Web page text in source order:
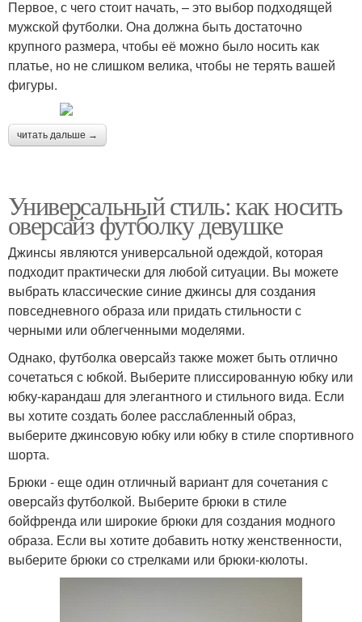
Первое, с чего стоит начать, – это выбор подходящей
мужской футболки. Она должна быть достаточно
крупного размера, чтобы её можно было носить как
платье, но не слишком велика, чтобы не терять вашей
фигуры.
читать дальше →
Универсальный стиль: как носить
оверсайз футболку девушке
Джинсы являются универсальной одеждой, которая
подходит практически для любой ситуации. Вы можете
выбрать классические синие джинсы для создания
повседневного образа или придать стильности с
черными или облегченными моделями.
Однако, футболка оверсайз также может быть отлично
сочетаться с юбкой. Выберите плиссированную юбку или
юбку-карандаш для элегантного и стильного вида. Если
вы хотите создать более расслабленный образ,
выберите джинсовую юбку или юбку в стиле спортивного
шорта.
Брюки - еще один отличный вариант для сочетания с
оверсайз футболкой. Выберите брюки в стиле
бойфренда или широкие брюки для создания модного
образа. Если вы хотите добавить нотку женственности,
выберите брюки со стрелками или брюки-кюлоты.